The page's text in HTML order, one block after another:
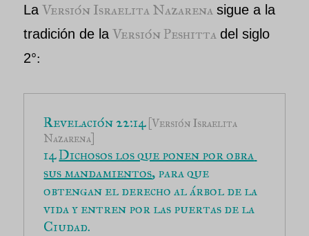
La Versión Israelita Nazarena sigue a la
tradición de la Versión Peshitta del siglo
2°:
Revelación 22:14 [Versión Israelita
Nazarena]
14 Dichosos los que ponen por obra
sus mandamientos, para que
obtengan el derecho al árbol de la
vida y entren por las puertas de la
Ciudad.